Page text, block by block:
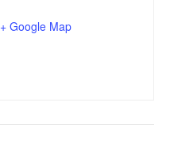
+ Google Map